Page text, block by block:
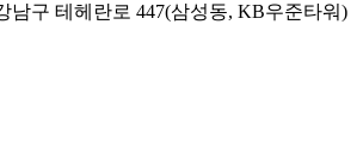
남구 테헤란로 447(삼성동, KB우준타워)